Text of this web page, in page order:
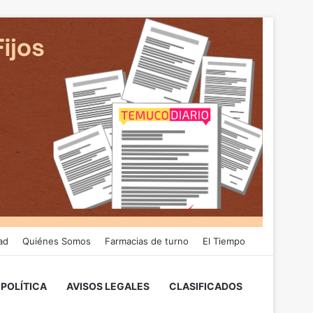
Quiénes Somos Farmacias de turno El Tiempo
POLÍTICA AVISOS LEGALES CLASIFICADOS